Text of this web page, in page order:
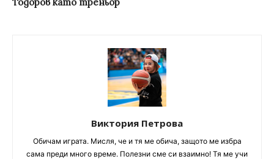
Виктория Петрова
Обичам играта. Мисля, че и тя ме обича, защото ме избра
сама преди много време. Полезни сме си взаимно! Тя ме учи